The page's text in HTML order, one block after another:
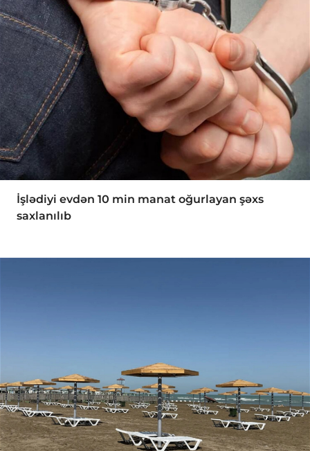
İşlədiyi evdən 10 min manat oğurlayan şəxs
saxlanılıb